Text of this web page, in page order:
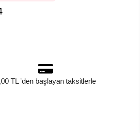
TL 'den başlayan taksitlerle